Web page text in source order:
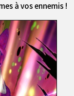
à vos ennemis !